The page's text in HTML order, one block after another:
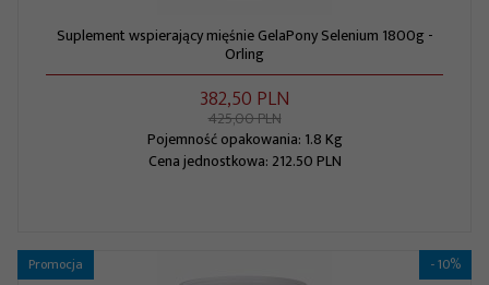
Suplement wspierający mięśnie GelaPony Selenium 1800g -
Orling
382,50 PLN
425,00 PLN
Pojemność opakowania: 1.8 Kg
Cena jednostkowa: 212.50 PLN
Promocja - 10%